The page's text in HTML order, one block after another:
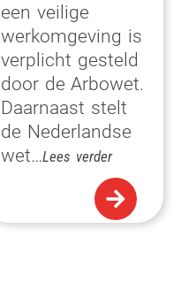
een veilige
werkomgeving is
verplicht gesteld
door de Arbowet.
Daarnaast stelt
de Nederlandse
wet…Lees verder